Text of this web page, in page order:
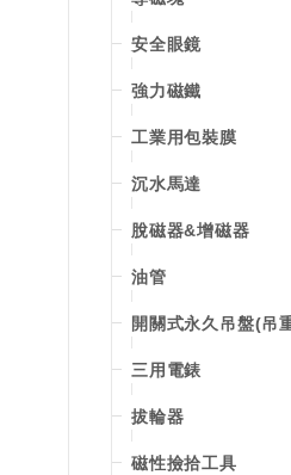
安全眼鏡
強力磁鐵
工業用包裝膜
沉水馬達
脫磁器&增磁器
油管
開關式永久吊盤(吊
三用電錶
拔輪器
磁性撿拾工具